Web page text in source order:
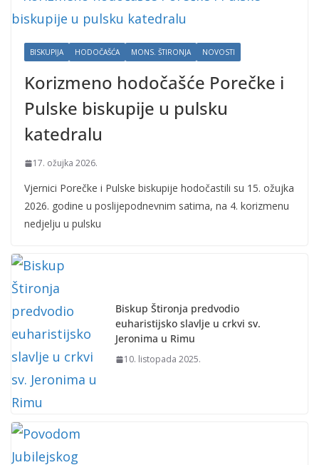
BISKUPIJA HODOČAŠĆA MONS. ŠTIRONJA NOVOSTI
Korizmeno hodočašće Porečke i
Pulske biskupije u pulsku
katedralu
17. ožujka 2026.
Vjernici Porečke i Pulske biskupije hodočastili su 15. ožujka
2026. godine u poslijepodnevnim satima, na 4. korizmenu
nedjelju u pulsku
Biskup Štironja predvodio
euharistijsko slavlje u crkvi sv.
Jeronima u Rimu
10. listopada 2025.